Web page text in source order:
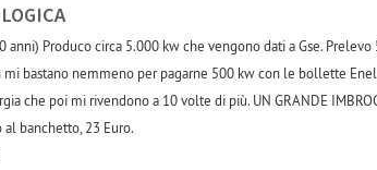
Produco circa 5.000 kw che vengono dati a Gse. Prelevo
mi bastano nemmeno per pagarne 500 kw con le bollette
che poi mi rivendono a 10 volte di più. UN GRANDE
banchetto, 23 Euro.